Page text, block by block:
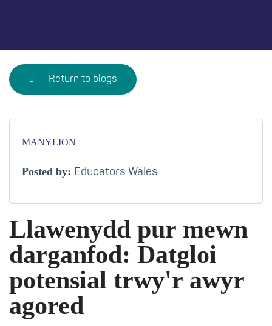
Return to blogs
MANYLION
Posted by: Educators Wales
Llawenydd pur mewn
darganfod: Datgloi
potensial trwy'r awyr
agored